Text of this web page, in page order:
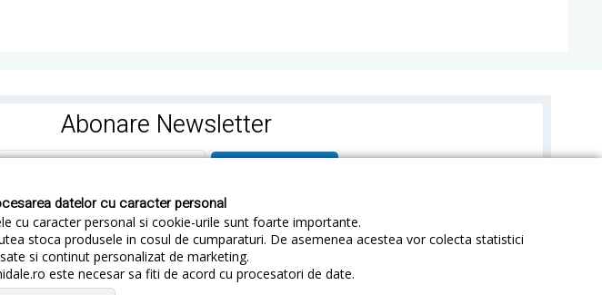
datelor cu caracter personal
cu caracter personal si cookie-urile sunt foarte importante.
stoca produsele in cosul de cumparaturi. De asemenea acestea vor colecta statistici
si continut personalizat de marketing.
este necesar sa fiti de acord cu procesatori de date.
Abonare Newsletter
Termeni si Conditii Confidentialitate Sitemap